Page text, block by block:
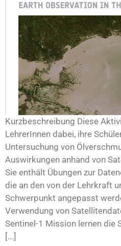
Kurzbeschreibung Diese
LehrerInnen dabei, ihre
Untersuchung von
Auswirkungen anhand von
Sie enthält Übungen zur
die an den von der Lehrkraft
Schwerpunkt angepasst
Verwendung von
Sentinel-1 Mission lernen die
[...]